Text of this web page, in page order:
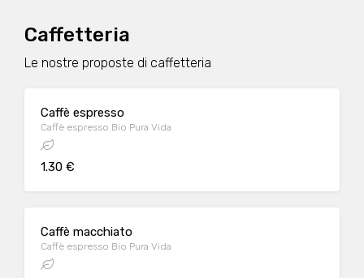
Caffetteria
Le nostre proposte di caffetteria
Caffè espresso
Caffè espresso Bio Pura Vida
1.30 €
Caffè macchiato
Caffè espresso Bio Pura Vida